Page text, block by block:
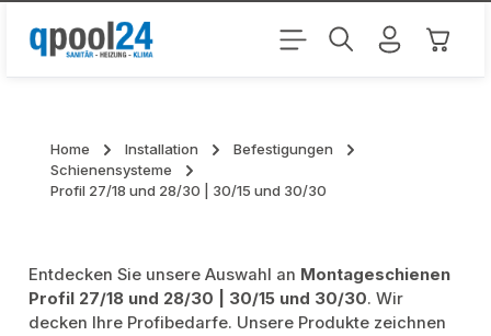
Zum Hauptinhalt springen
Home Installation
Befestigungen
Schienensysteme
Profil 27/18 und 28/30 | 30/15 und 30/30
Entdecken Sie unsere Auswahl an Montageschienen
Profil 27/18 und 28/30 | 30/15 und 30/30. Wir
decken Ihre Profibedarfe. Unsere Produkte zeichnen